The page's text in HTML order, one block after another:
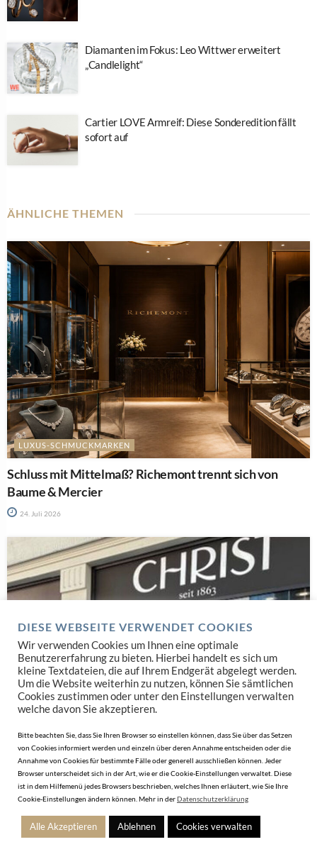
Diamanten im Fokus: Leo Wittwer erweitert
„Candlelight“
Cartier LOVE Armreif: Diese Sonderedition fällt
sofort auf
ÄHNLICHE THEMEN
LUXUS-SCHMUCKMARKEN
Schluss mit Mittelmaß? Richemont trennt sich von
Baume & Mercier
24. Juli 2026
CHRIST Wien: Flagship Store auf der Mariahilferstraße
neu eröffnet
DIESE WEBSEITE VERWENDET COOKIES
Wir verwenden Cookies um Ihnen eine optimale
Benutzererfahrung zu bieten. Hierbei handelt es sich um
kleine Textdateien, die auf Ihrem Endgerät abgelegt werden.
Um die Website weiterhin zu nutzen, können Sie sämtlichen
Cookies zustimmen oder unter den Einstellungen verwalten
welche davon Sie akzeptieren.
Bitte beachten Sie, dass Sie Ihren Browser so einstellen können, dass Sie über das Setzen
von Cookies informiert werden und einzeln über deren Annahme entscheiden oder die
Annahme von Cookies für bestimmte Fälle oder generell ausschließen können. Jeder
Browser unterscheidet sich in der Art, wie er die Cookie-Einstellungen verwaltet. Diese
ist in dem Hilfemenü jedes Browsers beschrieben, welches Ihnen erläutert, wie Sie Ihre
Cookie-Einstellungen ändern können. Mehr in derDatenschutzerklärung
Alle Akzeptieren Ablehnen Cookies verwalten